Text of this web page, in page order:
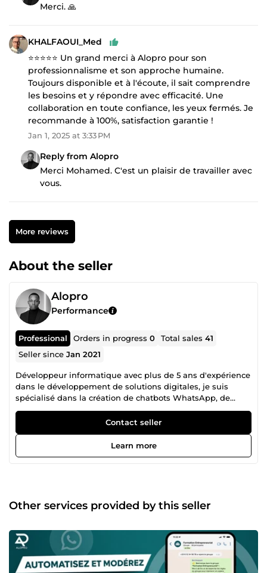
Merci. 🙏
KHALFAOUI_Med
⭐⭐⭐⭐⭐ Un grand merci à Alopro pour son
professionnalisme et son approche humaine.
Toujours disponible et à l'écoute, il sait comprendre
les besoins et y répondre avec efficacité. Une
collaboration en toute confiance, les yeux fermés. Je
recommande à 100%, satisfaction garantie !
Jan 1, 2025 at 3:33 PM
Reply from Alopro
Merci Mohamed. C'est un plaisir de travailler avec
vous.
More reviews
About the seller
Alopro
Performance
Professional Orders in progress0 Total sales41
Seller sinceJan 2021
Développeur informatique avec plus de 5 ans d'expérience
dans le développement de solutions digitales, je suis
spécialisé dans la création de chatbots WhatsApp, de
scripts, de sites Internet et d'applications mobiles. Je
collabore avec des entreprises de divers secteurs pour
réaliser des projets innovants à portée internationale.
🔸🔸🔸🔸🔸 Mes principales compétences couvrent les
domaines suivants : 🔹 Conception et développement de
utilisateurs grâce à des outils avancés tels que Make,
Zapier et ChatGPT. 🔹 Création de sites Internet et
comme WordPress, Shopify, PHP, Java, Flutter, Python et
Node.js. 🔹 Élaboration de solutions robustes et évolutives,
améliorant l'expérience utilisateur et maximisant
l'efficacité opérationnelle. 🔹 Intégration de scripts pour
Contact seller
Learn more
Other services provided by this seller